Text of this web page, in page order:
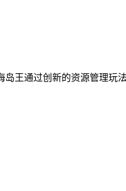
王通过创新的资源管理